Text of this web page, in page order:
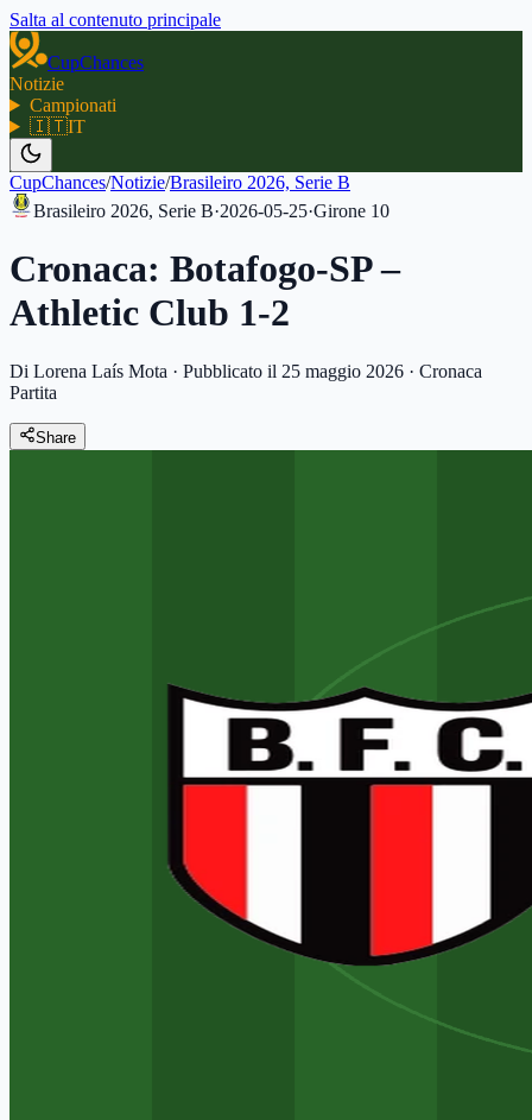
Salta al contenuto principale
CupChances
Notizie
Campionati
🇮🇹IT
CupChances/Notizie/Brasileiro 2026, Serie B
Brasileiro 2026, Serie B·2026-05-25·Girone 10
Cronaca: Botafogo-SP –
Athletic Club 1-2
Di Lorena Laís Mota · Pubblicato il 25 maggio 2026 · Cronaca
Partita
Share